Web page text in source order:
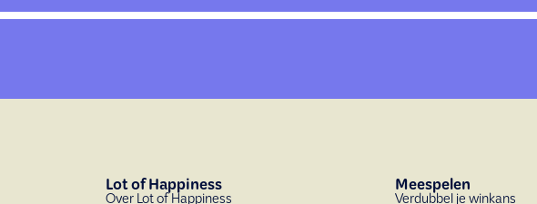
Lot of Happiness
Over Lot of Happiness
Meespelen
Verdubbel je winkans